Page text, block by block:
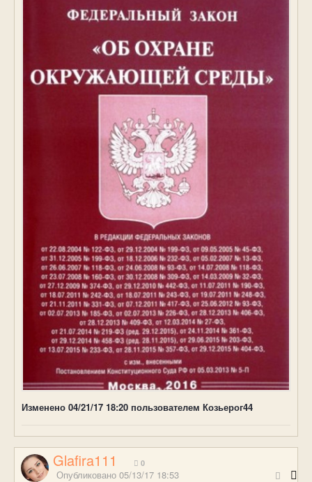
Изменено 04/21/17 18:20 пользователем Козьерог44
Glafira111 0
Опубликовано 05/13/17 18:53